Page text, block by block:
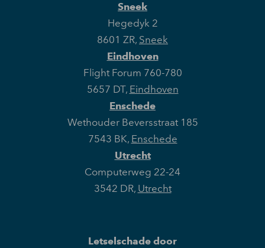
Sneek
Hegedyk 2
8601 ZR, Sneek
Eindhoven
Flight Forum 760-780
5657 DT, Eindhoven
Enschede
Wethouder Beversstraat 185
7543 BK, Enschede
Utrecht
Computerweg 22-24
3542 DR, Utrecht
Letselschade door